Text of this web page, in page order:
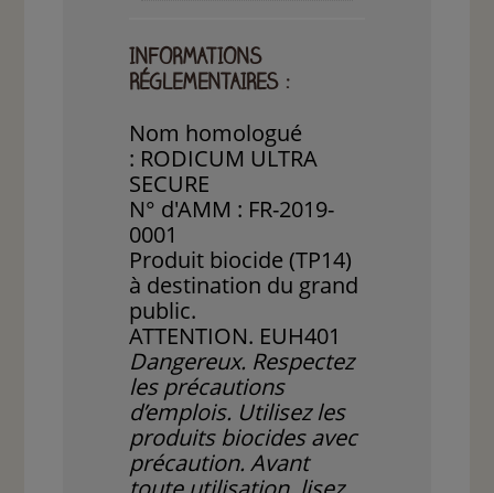
INFORMATIONS
RÉGLEMENTAIRES :
Nom homologué
: RODICUM ULTRA
SECURE
N° d'AMM : FR-2019-
0001
Produit biocide (TP14)
à destination du grand
public.
ATTENTION. EUH401
Dangereux. Respectez
les précautions
d’emplois. Utilisez les
produits biocides avec
précaution. Avant